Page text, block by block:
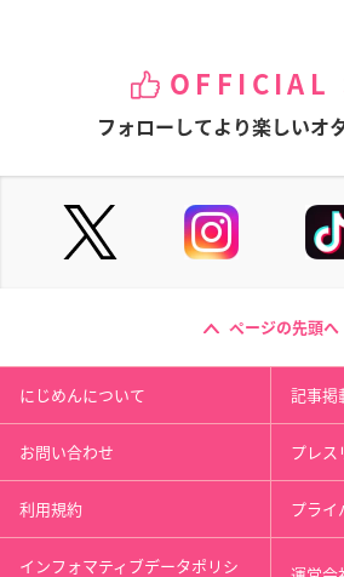
OFFICIAL
フォローしてより楽しいオ
ページの先頭へ
にじめんについて 記事掲
お問い合わせ プレス
利用規約 プライ
インフォマティブデータポリシ